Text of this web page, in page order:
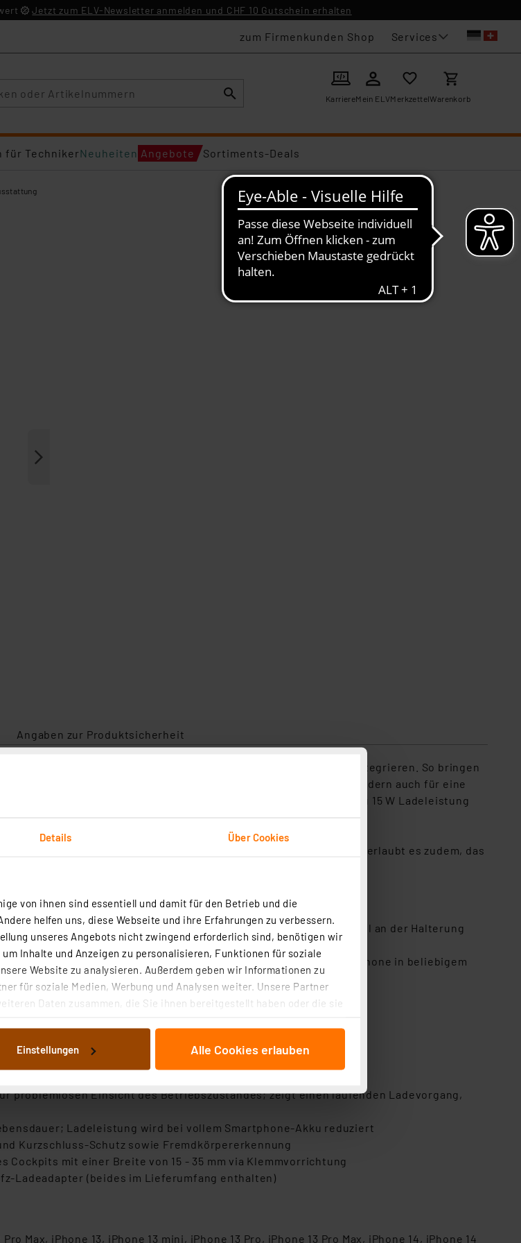
Details Über Cookies
von ihnen sind essentiell und damit für den Betrieb und die
helfen uns, diese Webseite und ihre Erfahrungen zu verbessern.
unseres Angebots nicht zwingend erforderlich sind, benötigen wir
Inhalte und Anzeigen zu personalisieren, Funktionen für soziale
Website zu analysieren. Außerdem geben wir Informationen zu
für soziale Medien, Werbung und Analysen weiter. Unsere Partner
Daten zusammen, die Sie ihnen bereitgestellt haben oder die sie
bzw. die von Ihnen ausgewählten Verarbeitungszwecke (Art. 6
einzelnen Cookies nach Zweck und Anbieter ist durch Klick auf den
können Sie jederzeit unter dem Link „Cookie Einstellungen“
Abrufung und Weiterverarbeitung dieser Daten zur
bleibt hiervon unberührt. Ihre Browser-Einstellungen können
gespeichert werden und dieses Banner erneut angezeigt wird.
Daten in den USA. Ihre Einwilligung zur Einbindung von Cookies
Ihrer Daten in den USA gemäß Art. 49 (1) lit. a DSGVO.
der EU. Dies bedeutet, dass die USA als Land mit unzureichendem
Einstellungen Alle Cookies erlauben
Jetzt zum ELV-Newsletter anmelden und CHF 10 Gutschein erhalten
zum Firmenkunden Shop Services
KarriereMein ELVMerkzettelWarenkorb
für TechnikerNeuheiten Angebote Sortiments-Deals
Angaben zur Produktsicherheit
und neuer zunutze, um sich äußerst praktisch in Ihr Cockpit zu integrieren. So bringen
damit nicht nur für eine sichere und sichtbare Anbringung, sondern auch für eine
von einem mitgelieferten Kfz-Ladeadapter, welcher bis zu 15 W Ladeleistung
Ihres iPhones sichergestellt.
so aus, wie Sie es während der Fahrt benötigen. Der Magnetring erlaubt es zudem, das
Ideal bspw. für eine Verwendung als Navigationsgerät.
Apple iPhones (iPhone 12 oder neuer) via MagSafe-Ring
Autofahrt; das iPhone wird durch den MagSafe-Magnetring stabil an der Halterung
der Halterung; dank runder Magnetfläche lässt sich das Smartphone in beliebigem
vor Kratzern und Beschädigungen
Kabelhandhabung vor jedem Fahrtbeginn entfällt völlig
problemlosen Einsicht des Betriebszustandes; zeigt einen laufenden Ladevorgang,
Ladeleistung wird bei vollem Smartphone-Akku reduziert
Kurzschluss-Schutz sowie Fremdkörpererkennung
mit einer Breite von 15 - 35 mm via Klemmvorrichtung
Ladeadapter (beides im Lieferumfang enthalten)
Max, iPhone 13, iPhone 13 mini, iPhone 13 Pro, iPhone 13 Pro Max, iPhone 14, iPhone 14